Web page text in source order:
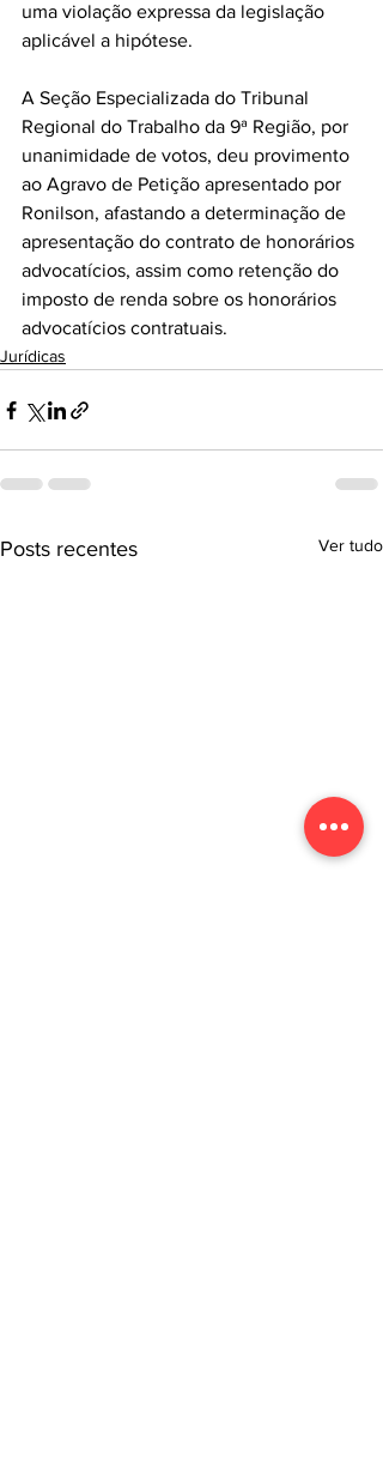
uma violação expressa da legislação
aplicável a hipótese.
A Seção Especializada do Tribunal
Regional do Trabalho da 9ª Região, por
unanimidade de votos, deu provimento
ao Agravo de Petição apresentado por
Ronilson, afastando a determinação de
apresentação do contrato de honorários
advocatícios, assim como retenção do
imposto de renda sobre os honorários
advocatícios contratuais.
Jurídicas
Posts recentes Ver tudo